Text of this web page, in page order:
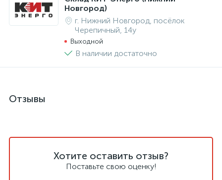
Новгород)
г. Нижний Новгород, посёлок
Черепичный, 14у
Выходной
В наличии достаточно
Отзывы
Хотите оставить отзыв?
Поставьте свою оценку!